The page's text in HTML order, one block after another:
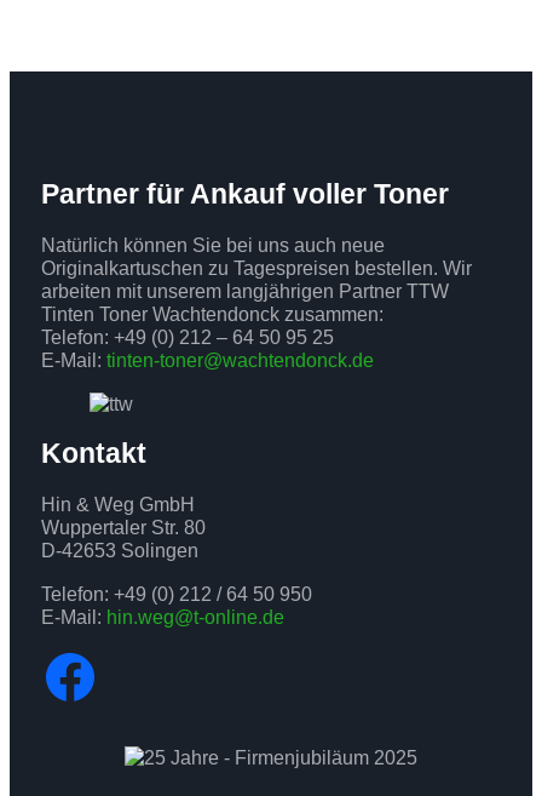
Partner für Ankauf voller Toner
Natürlich können Sie bei uns auch neue
Originalkartuschen zu Tagespreisen bestellen. Wir
arbeiten mit unserem langjährigen Partner TTW
Tinten Toner Wachtendonck zusammen:
Telefon: +49 (0) 212 – 64 50 95 25
E-Mail: tinten-toner@wachtendonck.de
Kontakt
Hin & Weg GmbH
Wuppertaler Str. 80
D-42653 Solingen
Telefon: +49 (0) 212 / 64 50 950
E-Mail: hin.weg@t-online.de
Facebook